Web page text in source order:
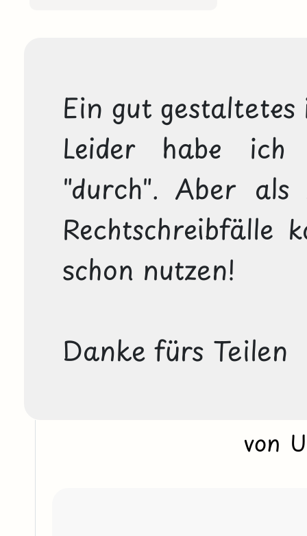
Ein gut
Leider habe ich
"durch". Aber
Rechtschreibfälle
schon nutzen!
Danke fürs Teilen
von